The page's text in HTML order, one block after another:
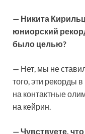
— Никита
юниорский
было целью?
— Нет, мы не
того, эти рекорды
на контактные
на кейрин.
— Чувствуете,